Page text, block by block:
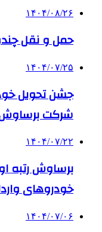
۱۴۰۴/۰۸/۲۶
حمل و نقل
۱۴۰۴/۰۷/۲۵
جشن تحویل
شرکت برساوش
۱۴۰۴/۰۷/۲۲
برساوش رتبه
خودروهای
۱۴۰۴/۰۷/۰۶